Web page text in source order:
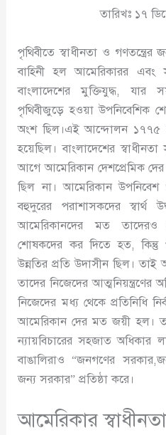
তারিখঃ ১৭
পৃথিবীতে স্বাধীনতা ও
বাহিনী হল আমেরিকারর এবং
বাংলাদেশের মুক্তিযুদ্ধ,
পৃথিবীজুড়ে হওয়া উপনিবেশিক
অংশ ছিল।এই আন্দোলন ১৭৭৫
হয়েছিল। বাংলাদেশের
আগে আমেরিকান দেশপ্রেমিক দের
ছিল না। আমেরিকান
বহুদুরের পরাশাসকদের স্বার্থ
আমেরিকানদের মত তাদেরও
শোষকদের কর দিতে হত, কিন্তু
উন্নতির প্রতি উদাসীন ছিল।
তাদের নিজেদের আত্মনিয়ন্ত্রণের
নিজেদের মধ্য থেকে প্রতিনিধি
আমেরিকান দের মত জয়ী হল।
ন্যায়বিচারের সহজাত
বাঙালিরাও “জনগণের
জন্য সরকার” প্রতিষ্ঠা করে।
আমেরিকার